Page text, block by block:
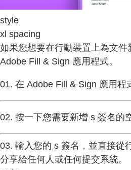
style
xl spacing
如果您想要在行動裝置上為文件
Adobe Fill & Sign 應用程式。
01. 在 Adobe Fill & Sign 應用程
02. 按一下您需要新增 s 簽名的
03. 輸入您的 s 簽名，並直接從
分享給任何人或任何提交系統。